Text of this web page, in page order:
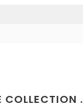
COLLECTION